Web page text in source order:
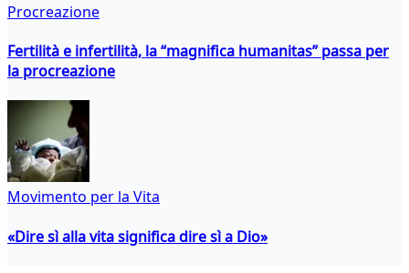
Procreazione
Fertilità e infertilità, la “magnifica humanitas” passa per
la procreazione
Movimento per la Vita
«Dire sì alla vita significa dire sì a Dio»